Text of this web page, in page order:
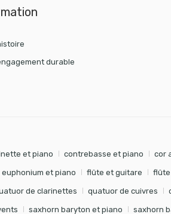
durable
et piano contrebasse et piano cor
euphonium et piano flûte et guitare flûte
de clarinettes quatuor de cuivres
saxhorn baryton et piano saxhorn